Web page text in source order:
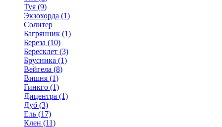
Туя (9)
Экзохорда (1)
Солитер
Багрянник (1)
Береза (10)
Бересклет (3)
Брусника (1)
Вейгела (8)
Вишня (1)
Гинкго (1)
Дицентра (1)
Дуб (3)
Ель (17)
Клен (11)